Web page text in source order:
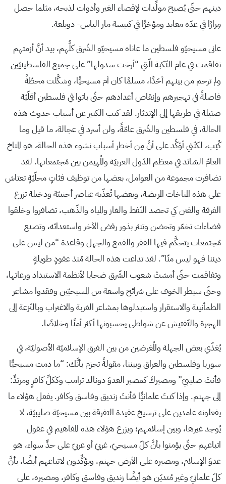
دينهم حتّى يُصبح مولِّدات لإقصاء الغير وأدوات لذبحه، مثلما حصل
مِرارًا في عدّة معابد ومؤخرًّا في كنيسة مار الياس- دويلعة.
عانى مسيحيّو فلسطين ما عاناه مسيحيّو الشّرق كلُّهم، بيد أنَّ أزمتهم
تفاقمت في عام النّكبة الّتي “أرخت سدولها” على جميع الفلسطينيّين
ولم ترحم من بينهم أحّدًا، مسلمًا كان أم مسيحيًّا، وشكَّلت محطّةً
فاصلةً في تهجيرهم وإنقاص أعدادهم حتّى باتوا في فلسطين أقلّيّة
ضئيلة في طريقها إلى الإندثار. لقد كتب الكثير عن أسباب حدوث هذه
الحالة، في فلسطين والشّرق عامّةً، ولن أسرد في عجالة، ما قيل وما
كُتِب، لكنّني أؤكِّد على أنَّ مِن أخطر أسباب نشوء هذه الحالة، هو المناخ
العامّ السّائد في معظم الدّول العربيّة والمُهيمن بين مُجتمعاتها. لقد
تضافرت مجموعة من العوامل، بعضها من توظيف فئاتٍ محلّيّةٍ تعتاش
على هذه المناخات المريضة، وبعضها تُغذّيه عناصر أجنبيّة ودخيلة تزرع
الفرقة والفتن كي تحصد النّفط والغاز والمياه والذّهب، تضافروا وخلقوا
فضاءات تخمّر وتحضن وتنثر بذور رفض الآخر واستعدائه، وتصنع
مُجتمعات يتحكَّم فيها الفقر والقمع والجهل وقاعدة “من ليس على
ديننا فهو ليس منّا”. لقد تداعت هذه الحالة مُنذ عقودٍ طويلةٍ
وتفاقمت حتّى أمسَتْ شعوب الشّرق ضحايا لأنظمة الاستبداد ورعاتها،
وحتّى سيطر الخوف على شرائح واسعة من المسيحيّين وفقدوا مشاعر
الطمأنينة والاستقرار واستبدلوها بمشاعر الغربة والاغتراب وبالنّزعة إلى
الهجرة والتّفتيش عن شواطى يحسبونها أكثر أمنًا وخلاصًا.
يُغذّي بعض الجهلة والمُغرضين من بين الفرق الإسلاميّة الأصوليّة، في
سوريا وفلسطين والعراق وبيننا، مقولةً تجزم بأنَّك: “ما دمت مسيحيًّا
فأنتَ صليبيّ” ومصيركَ كمصير العدوّ دونالد ترامب وككلِّ كافرٍ ومرتدٍّ:
إلى جهنم. وإذا كنتَ علمانيًّا فأنتَ زنديق وفاسق وكافر. يفعل هؤلاء ما
يفعلونه عامدين على ترسيخ عقيدة التفرقة بين مسيحيّة صليبيّة، لا
يُوجد غيرها، وبين إسلامهم؛ ويزرع هؤلاء هذه المفاهيم في عقول
اتباعهم حتّى يؤمنوا بأنَّ كلّ مسيحيّ، غربيّ أو عربيّ على حدٍّ سواء، هو
عدوّ الإسلام، ومصيره على الأرض جهنم، ويؤكِّدون لاتباعهم أيضًا، بأنَّ
كلّ علمانيّ وغير مُتديّن هو أيضًا زنديق وفاسق وكافر، ومصيره، على